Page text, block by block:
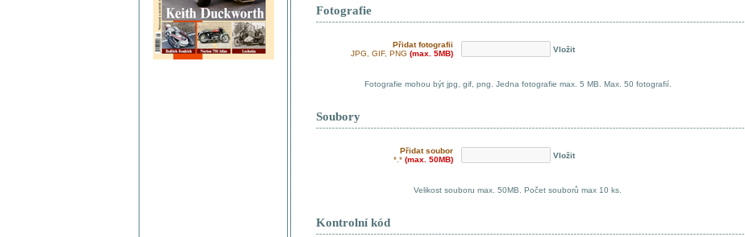
Fotografie
Přidat fotografii
JPG, GIF, PNG (max. 5MB) Vložit
Fotografie mohou být jpg, gif, png. Jedna fotografie max. 5 MB. Max. 50 fotografií.
Soubory
Přidat soubor
*.* (max. 50MB) Vložit
Velikost souboru max. 50MB. Počet souborů max 10 ks.
Kontrolní kód